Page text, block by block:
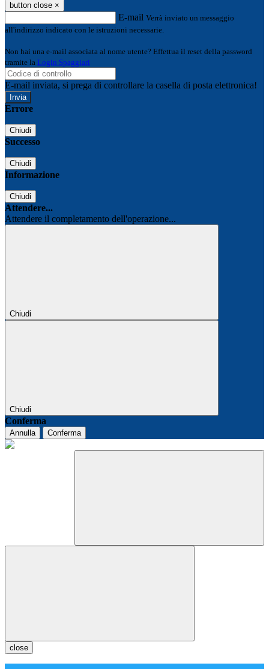
button close ×
E-mail Verrà inviato un messaggio
all'indirizzo indicato con le istruzioni necessarie.
Non hai una e-mail associata al nome utente? Effettua il reset della password
tramite la Login Spaggiari
E-mail inviata, si prega di controllare la casella di posta elettronica!
Errore
Chiudi
Successo
Chiudi
Informazione
Chiudi
Attendere...
Attendere il completamento dell'operazione...
Chiudi
Chiudi
Conferma
Annulla Conferma
close